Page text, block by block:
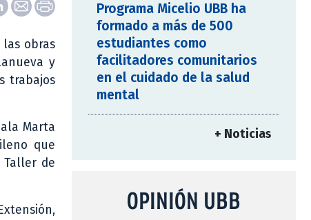
obras
y
trabajos
Marta
que
Taller de
Programa Micelio UBB ha
formado a más de 500
estudiantes como
facilitadores comunitarios
en el cuidado de la salud
mental
+ Noticias
OPINIÓN UBB